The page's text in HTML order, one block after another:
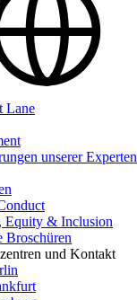
Lane
unserer Experten
Equity & Inclusion
Broschüren
und Kontakt